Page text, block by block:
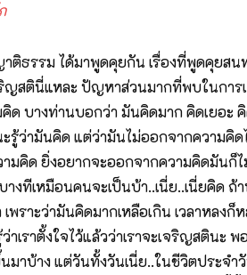
ติธรรม ได้มาพูดคุยกัน เรื่องที่พูดคุยสน
ริญสตินี่แหละ ปัญหาส่วนมากที่พบในกา
คิด บางท่านบอกว่า มันคิดมาก คิดเยอะ
รู้ว่ามันคิด แต่ว่ามันไม่ออกจากความคิด
มคิด ยิ่งอยากจะออกจากความคิดมันก็
งทีเหมือนคนจะเป็นบ้า..เนี่ย..เนี่ยคิด ถ้
พราะว่ามันคิดมากเหลือเกิน เวลาหลงก็
าเราตั้งใจไว้แล้วว่าเราจะเจริญสตินะ พ
าบ้าง แต่วันทั้งวันเนี่ย..ในชีวิตประจำ